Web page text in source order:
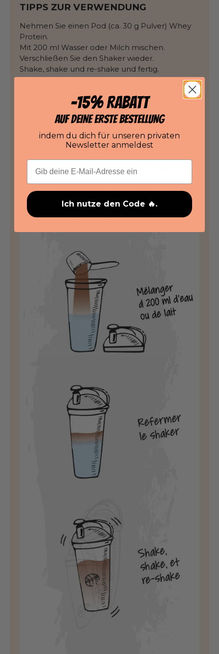
TIPPS ZUR VERWENDUNG
Nehmen Sie einen Pod (ca. 30 g Pulver) Whey
Protein.
Mit 200 ml Wasser oder Milch mischen.
Verschließen Sie den Shaker wieder.
Shake, shake und re-shake und fertig.
-15% RABATT
AUF DEINE ERSTE BESTELLUNG
indem du dich für unseren privaten
Newsletter anmeldest
E-Mail
Ich nutze den Code 🔥.